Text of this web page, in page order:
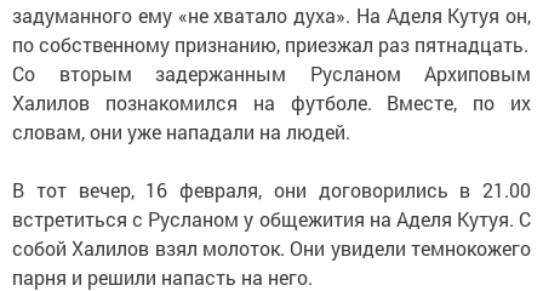
задуманного ему «не хватало духа». На Аделя Кутуя он,
по собственному признанию, приезжал раз пятнадцать.
Со вторым задержанным Русланом Архиповым
Халилов познакомился на футболе. Вместе, по их
словам, они уже нападали на людей.
В тот вечер, 16 февраля, они договорились в 21.00
встретиться с Русланом у общежития на Аделя Кутуя. С
собой Халилов взял молоток. Они увидели темнокожего
парня и решили напасть на него.